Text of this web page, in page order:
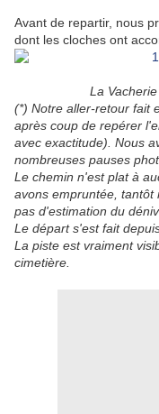
Avant de repartir, nous
dont les cloches ont
La
(*) Notre aller-retour fait
après coup de repérer
avec exactitude). Nous
nombreuses pauses
Le chemin n'est plat à
avons empruntée, tantôt
pas d'estimation du
Le départ s'est fait
La piste est vraiment
cimetière.